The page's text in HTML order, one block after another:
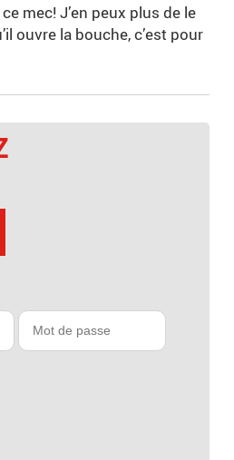
mec! J’en peux plus de le
ouvre la bouche, c’est pour